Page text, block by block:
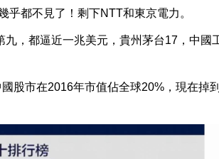
乎都不見了！剩下NTT和東京電力。
，都逼近一兆美元，貴州茅台17，中國
股市在2016年市值佔全球20%，現在掉